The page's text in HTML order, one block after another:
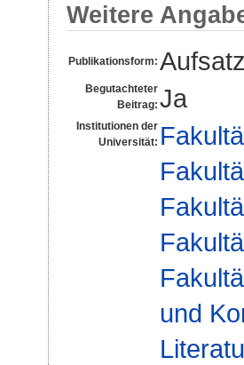
Weitere
Publikationsform:
Begutachteter
Beitrag: Ja
Institutionen der
Universität:
und